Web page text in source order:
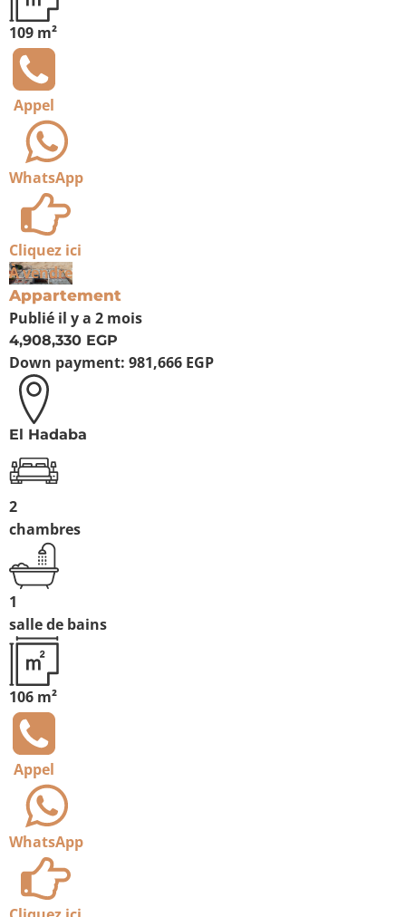
109 m²
Appel
WhatsApp
Cliquez ici
À vendre
Appartement
Publié il y a 2 mois
4,908,330 EGP
Down payment: 981,666 EGP
El Hadaba
2
chambres
1
salle de bains
106 m²
Appel
WhatsApp